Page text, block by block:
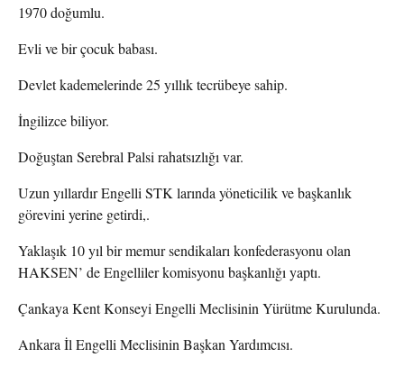
1970 doğumlu.
Evli ve bir çocuk babası.
Devlet kademelerinde 25 yıllık tecrübeye sahip.
İngilizce biliyor.
Doğuştan Serebral Palsi rahatsızlığı var.
Uzun yıllardır Engelli STK larında yöneticilik ve başkanlık
görevini yerine getirdi,.
Yaklaşık 10 yıl bir memur sendikaları konfederasyonu olan
HAKSEN’ de Engelliler komisyonu başkanlığı yaptı.
Çankaya Kent Konseyi Engelli Meclisinin Yürütme Kurulunda.
Ankara İl Engelli Meclisinin Başkan Yardımcısı.